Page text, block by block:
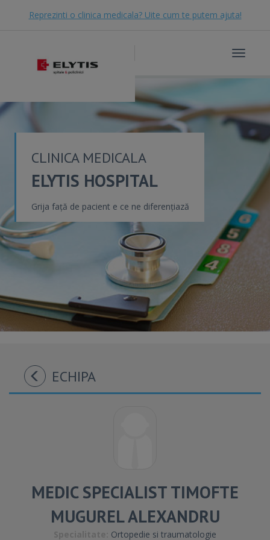
Reprezinti o clinica medicala? Uite cum te putem ajuta!
Toggle
CLINICA MEDICALA
ELYTIS HOSPITAL
Grija față de pacient e ce ne diferențiază
ECHIPA
MEDIC SPECIALIST TIMOFTE
MUGUREL ALEXANDRU
Ortopedie si traumatologie